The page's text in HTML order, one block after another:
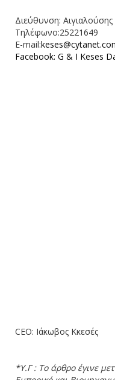
Διεύθυνση:
Τηλέφωνο:25221649
E-mail:
Facebook: G & I Keses
CEO: Ιάκωβος Κκεσές
*Υ.Γ : Το άρθρο έγινε